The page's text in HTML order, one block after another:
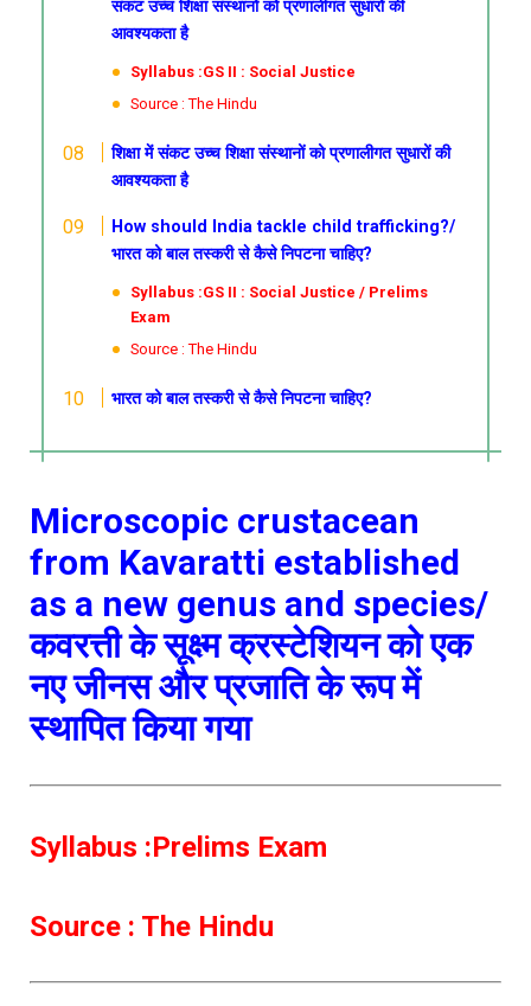
संकटउच्च शिक्षा संस्थानों को प्रणालीगत सुधारों की
आवश्यकता है
Syllabus :GS II : Social Justice
Source : The Hindu
शिक्षा में संकटउच्च शिक्षा संस्थानों को प्रणालीगत सुधारों की
आवश्यकता है
How should India tackle child trafficking?/
भारत को बाल तस्करी से कैसे निपटना चाहिए?
Syllabus :GS II : Social Justice / Prelims
Exam
Source : The Hindu
भारत को बाल तस्करी से कैसे निपटना चाहिए?
Microscopic crustacean
from Kavaratti established
as a new genus and species/
कवरत्ती के सूक्ष्म क्रस्टेशियन को एक
नए जीनस और प्रजाति के रूप में
स्थापित किया गया
Syllabus :Prelims Exam
Source : The Hindu